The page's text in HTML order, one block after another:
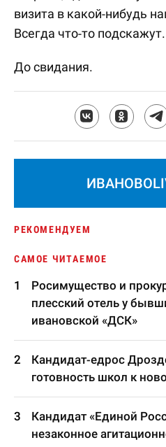
визита в какой-нибудь
Всегда что-то подскажут.
До свидания.
РЕКОМЕНДУЕМ
САМОЕ ЧИТАЕМОЕ
Росимущество и
плесский отель у
ивановской «ДСК»
Кандидат-едрос
готовность школ к
Кандидат «Единой
незаконное